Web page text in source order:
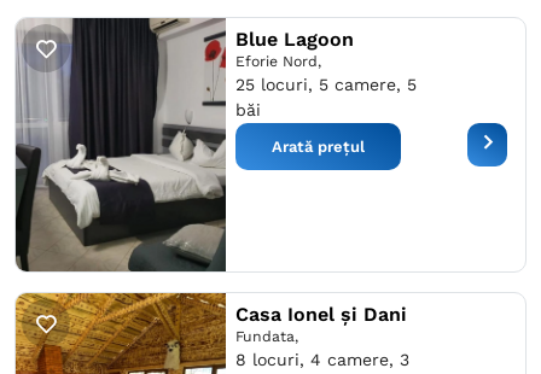
Blue Lagoon
Eforie Nord,
25 locuri, 5 camere, 5
băi
Arată prețul
Casa Ionel și Dani
Fundata,
8 locuri, 4 camere, 3